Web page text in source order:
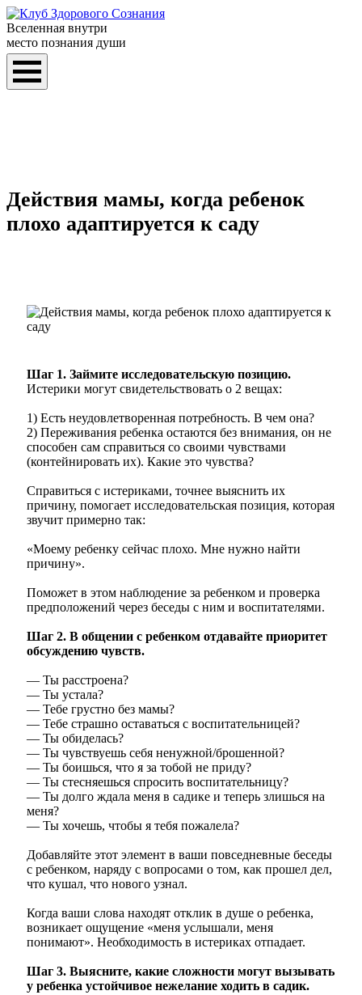
Вселенная внутри
место познания души
Действия мамы, когда ребенок
плохо адаптируется к саду
Шаг 1. Займите исследовательскую позицию.
Истерики могут свидетельствовать о 2 вещах:
1) Есть неудовлетворенная потребность. В чем она?
2) Переживания ребенка остаются без внимания, он не
способен сам справиться со своими чувствами
(контейнировать их). Какие это чувства?
Справиться с истериками, точнее выяснить их
причину, помогает исследовательская позиция, которая
звучит примерно так:
«Моему ребенку сейчас плохо. Мне нужно найти
причину».
Поможет в этом наблюдение за ребенком и проверка
предположений через беседы с ним и воспитателями.
Шаг 2. В общении с ребенком отдавайте приоритет
обсуждению чувств.
— Ты расстроена?
— Ты устала?
— Тебе грустно без мамы?
— Тебе страшно оставаться с воспитательницей?
— Ты обиделась?
— Ты чувствуешь себя ненужной/брошенной?
— Ты боишься, что я за тобой не приду?
— Ты стесняешься спросить воспитательницу?
— Ты долго ждала меня в садике и теперь злишься на
меня?
— Ты хочешь, чтобы я тебя пожалела?
Добавляйте этот элемент в ваши повседневные беседы
с ребенком, наряду с вопросами о том, как прошел дел,
что кушал, что нового узнал.
Когда ваши слова находят отклик в душе о ребенка,
возникает ощущение «меня услышали, меня
понимают». Необходимость в истериках отпадает.
Шаг 3. Выясните, какие сложности могут вызывать
у ребенка устойчивое нежелание ходить в садик.